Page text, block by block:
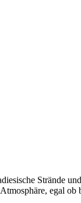
Strände
egal